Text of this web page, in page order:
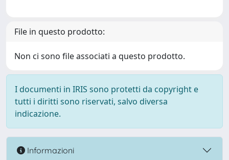
File in questo prodotto:
Non ci sono file associati a questo prodotto.
I documenti in IRIS sono protetti da copyright e
tutti i diritti sono riservati, salvo diversa
indicazione.
Informazioni